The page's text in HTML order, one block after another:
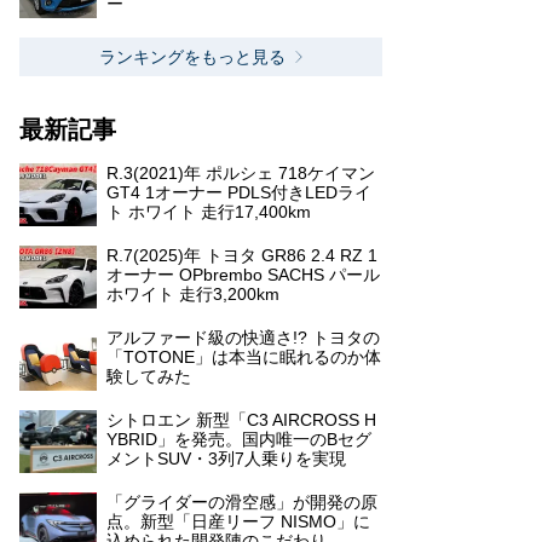
ランキングをもっと見る
最新記事
R.3(2021)年 ポルシェ 718ケイマン
GT4 1オーナー PDLS付きLEDライ
ト ホワイト 走行17,400km
R.7(2025)年 トヨタ GR86 2.4 RZ 1
オーナー OPbrembo SACHS パール
ホワイト 走行3,200km
アルファード級の快適さ!? トヨタの
「TOTONE」は本当に眠れるのか体
験してみた
シトロエン 新型「C3 AIRCROSS H
YBRID」を発売。国内唯一のBセグ
メントSUV・3列7人乗りを実現
「グライダーの滑空感」が開発の原
点。新型「日産リーフ NISMO」に